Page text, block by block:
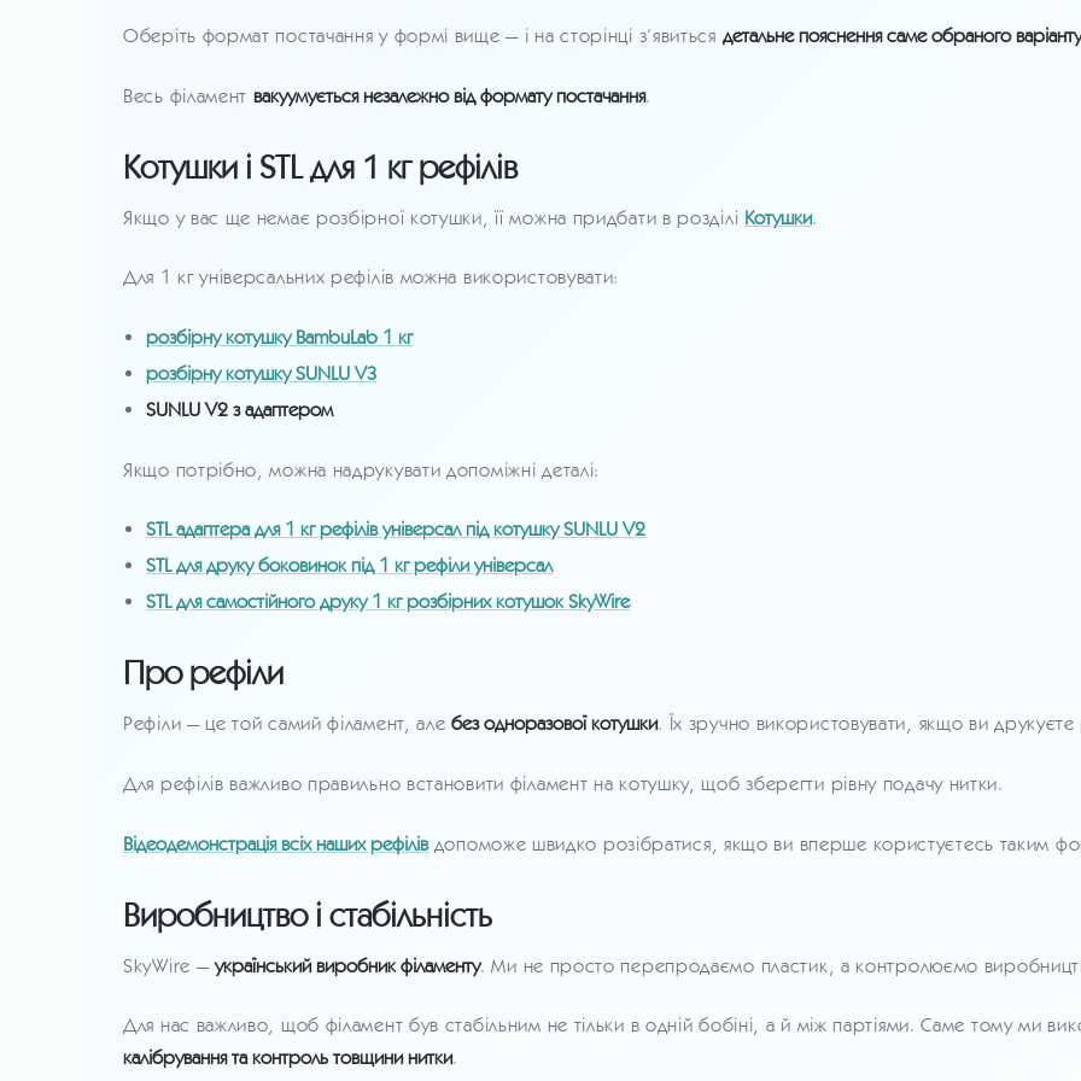
Оберіть формат постачання у формі вище — і на сторінці з’явиться детальне пояснення саме обраного варіанту
Весь філамент вакуумується незалежно від формату постачання.
Котушки і STL для 1 кг рефілів
Якщо у вас ще немає розбірної котушки, її можна придбати в розділі Котушки.
Для 1 кг універсальних рефілів можна використовувати:
розбірну котушку BambuLab 1 кг
розбірну котушку SUNLU V3
SUNLU V2 з адаптером
Якщо потрібно, можна надрукувати допоміжні деталі:
STL адаптера для 1 кг рефілів універсал під котушку SUNLU V2
STL для друку боковинок під 1 кг рефіли універсал
STL для самостійного друку 1 кг розбірних котушок SkyWire
Про рефіли
Рефіли — це той самий філамент, алебез одноразової котушки. Їх зручно використовувати, якщо ви
Для рефілів важливо правильно встановити філамент на котушку, щоб зберегти рівну подачу нитки.
Відеодемонстрація всіх наших рефілівдопоможе швидко розібратися, якщо ви вперше користуєтесь таким
Виробництво і стабільність
SkyWire —український виробник філаменту. Ми не просто перепродаємо пластик, а контролюємо
Для нас важливо, щоб філамент був стабільним не тільки в одній бобіні, а й між партіями. Саме тому ми
калібрування та контроль товщини нитки.